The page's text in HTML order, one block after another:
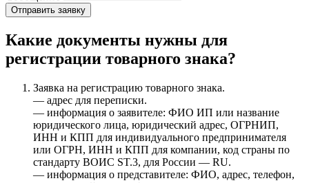
Какие документы нужны для
регистрации товарного знака?
Заявка на регистрацию товарного знака.
— адрес для переписки.
— информация о заявителе: ФИО ИП или название
юридического лица, юридический адрес, ОГРНИП,
ИНН и КПП для индивидуального предпринимателя
или ОГРН, ИНН и КПП для компании, код страны по
стандарту ВОИС ST.3, для России — RU.
— информация о представителе: ФИО, адрес, телефон,